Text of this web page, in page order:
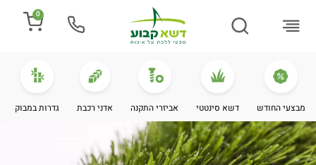
0
מבצעי החודש דשא סינטטי אביזרי התקנה אדני רכבת גדרות במבוק